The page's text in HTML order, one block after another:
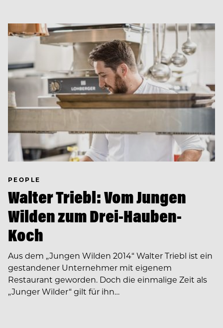
PEOPLE
Walter Triebl: Vom Jungen
Wilden zum Drei-Hauben-
Koch
Aus dem „Jungen Wilden 2014“ Walter Triebl ist ein
gestandener Unternehmer mit eigenem
Restaurant geworden. Doch die einmalige Zeit als
„Junger Wilder“ gilt für ihn…